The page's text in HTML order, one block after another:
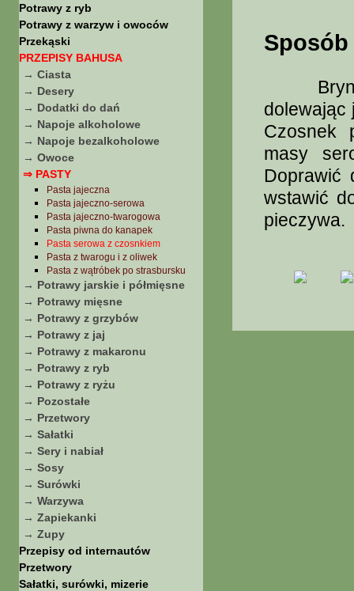
Potrawy z ryb
Potrawy z warzyw i owoców
Przekąski
PRZEPISY BAHUSA
→ Ciasta
→ Desery
→ Dodatki do dań
→ Napoje alkoholowe
→ Napoje bezalkoholowe
→ Owoce
⇒ PASTY
Pasta jajeczna
Pasta jajeczno-serowa
Pasta jajeczno-twarogowa
Pasta piwna do kanapek
Pasta serowa z czosnkiem
Pasta z twarogu i z oliwek
Pasta z wątróbek po strasbursku
→ Potrawy jarskie i półmięsne
→ Potrawy mięsne
→ Potrawy z grzybów
→ Potrawy z jaj
→ Potrawy z makaronu
→ Potrawy z ryb
→ Potrawy z ryżu
→ Pozostałe
→ Przetwory
→ Sałatki
→ Sery i nabiał
→ Sosy
→ Surówki
→ Warzywa
→ Zapiekanki
→ Zupy
Przepisy od internautów
Przetwory
Sałatki, surówki, mizerie
dolewając
Czosnek
masy
Doprawić
wstawić
pieczywa.